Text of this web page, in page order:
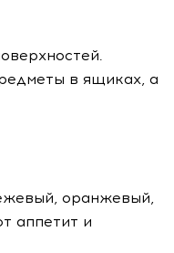
в ящиках, а
оранжевый,
аппетит и